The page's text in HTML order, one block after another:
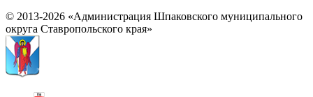
© 2013-2026 «Администрация Шпаковского муниципального
округа Ставропольского края»